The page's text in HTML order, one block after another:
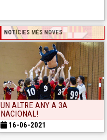
NOTÍCIES MÉS NOVES
UN ALTRE ANY A 3A
NACIONAL!
16-06-2021